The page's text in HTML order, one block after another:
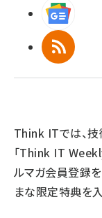
RSS
Think ITでは、技
「Think IT
ルマガ会員登録を
まな限定特典を